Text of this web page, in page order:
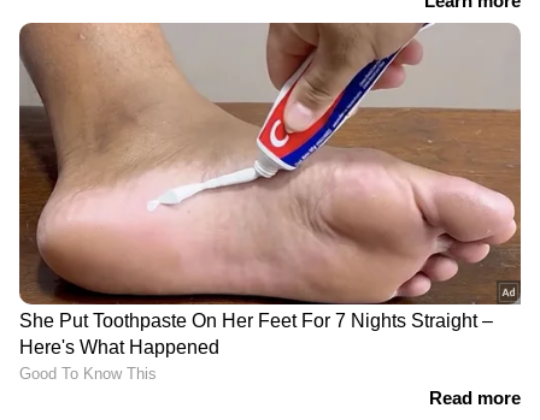
നോക്കൂ
Image Credit :Google
മൂത്രത്തിലെ വ്യത്യാസം
മഞ്ഞ നിറത്തിൽ മൂത്രം പോകുന്നത്